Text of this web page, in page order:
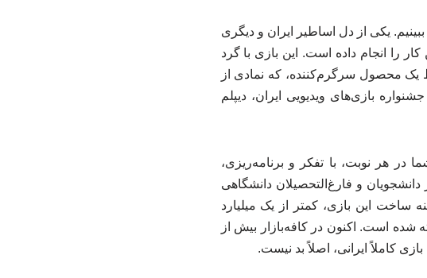
یکی از دل اساطیر ایران و دیگری
را انجام داده است. این بازی با گرد
محصول سرگرم‌کننده، که نمادی از
بازی‌های ویدیویی ایران، دیپلم
در هر نوبت، با تفکر و برنامه‌ریزی،
و فارغ‌التحصیلان دانشگاهی
ساخت این بازی، کمتر از یک میلیارد
شده است. اکنون در کافه‌بازار بیش از